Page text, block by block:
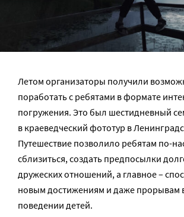
Летом организаторы получили
поработать с ребятами в формате
погружения. Это был шестидневный
в краеведческий фототур в
Путешествие позволило ребятам по-
сблизиться, создать предпосылки
дружеских отношений, а главное –
новым достижениям и даже прорывам
поведении детей.